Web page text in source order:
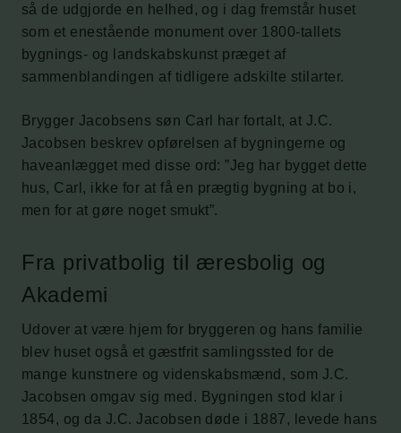
så de udgjorde en helhed, og i dag fremstår huset
som et enestående monument over 1800-tallets
bygnings- og landskabskunst præget af
sammenblandingen af tidligere adskilte stilarter.
Brygger Jacobsens søn Carl har fortalt, at J.C.
Jacobsen beskrev opførelsen af bygningerne og
haveanlægget med disse ord: ”Jeg har bygget dette
hus, Carl, ikke for at få en prægtig bygning at bo i,
men for at gøre noget smukt”.
Fra privatbolig til æresbolig og
Akademi
Udover at være hjem for bryggeren og hans familie
blev huset også et gæstfrit samlingssted for de
mange kunstnere og videnskabsmænd, som J.C.
Jacobsen omgav sig med. Bygningen stod klar i
1854, og da J.C. Jacobsen døde i 1887, levede hans